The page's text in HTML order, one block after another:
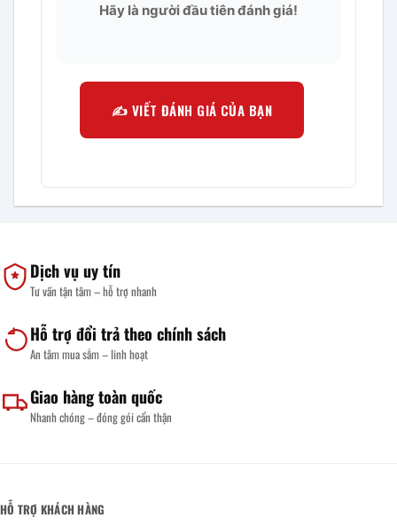
Hãy là người đầu tiên đánh giá!
✍️ VIẾT ĐÁNH GIÁ CỦA BẠN
Dịch vụ uy tín
Tư vấn tận tâm – hỗ trợ nhanh
Hỗ trợ đổi trả theo chính sách
An tâm mua sắm – linh hoạt
Giao hàng toàn quốc
Nhanh chóng – đóng gói cẩn thận
HỖ TRỢ KHÁCH HÀNG